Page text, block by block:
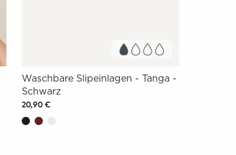
Waschbare Slipeinlagen - Tanga -
Schwarz
20,90 €